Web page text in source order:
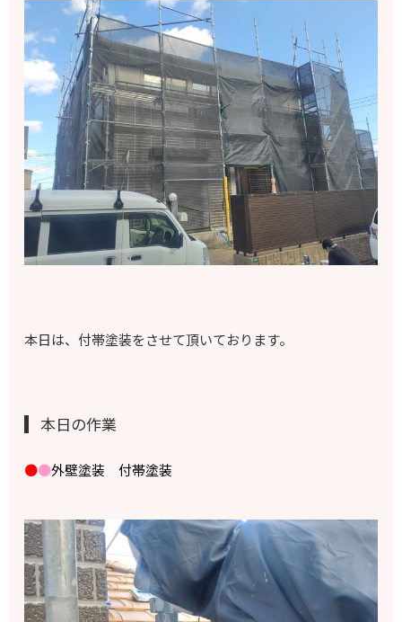
本日は、付帯塗装をさせて頂いております。
本日の作業
●●外壁塗装 付帯塗装